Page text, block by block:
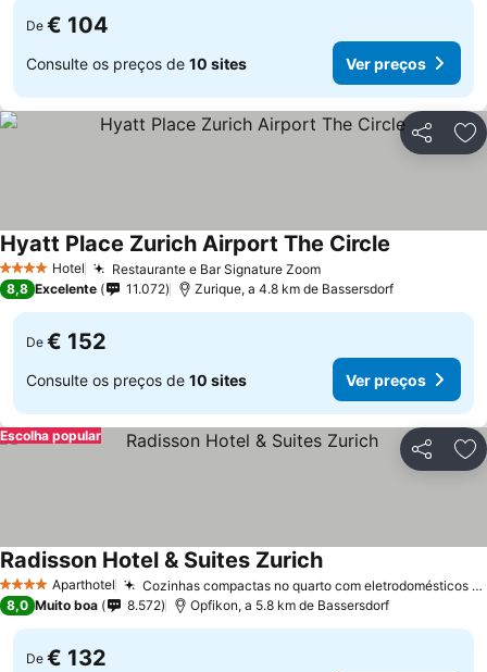
De € 104
Consulte os preços de 10 sites Ver preços
Partilhar
4 EstrelasHotel Restaurante e Bar Signature Zoom
Hyatt Place Zurich Airport The Circle
8,8 Excelente 11.072 Zurique, a 4.8 km de Bassersdorf
De € 152
Consulte os preços de 10 sites Ver preços
Partilhar
Escolha popular
4 EstrelasAparthotel Cozinhas compactas no quarto com eletrodomésticos Smeg
Radisson Hotel & Suites Zurich
8,0 Muito boa 8.572 Opfikon, a 5.8 km de Bassersdorf
De € 132